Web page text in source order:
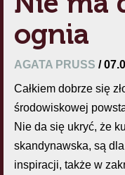
ognia
AGATA PRUSS /
Całkiem dobrze się
środowiskowej
Nie da się ukryć, że
skandynawska, są
inspiracji, także w